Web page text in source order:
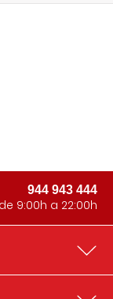
944 943 444
9:00h a 22:00h